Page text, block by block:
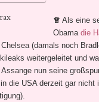
♕ Als eine
Obama die
Chelsea (damals noch
weitergeleitet und
nun seine
die USA derzeit gar